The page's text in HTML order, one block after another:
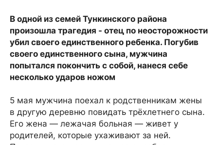
В одной из семей Тункинcкого района
произошла трагедия - отец по неосторожности
убил своего единственного ребенка. Погубив
своего единственного сына, мужчина
попытался покончить с собой, нанеся себе
несколько ударов ножом
5 мая мужчина поехал к родственникам жены
в другую деревню повидать трёхлетнего сына.
Его жена — лежачая больная — живет у
родителей, которые ухаживают за ней.